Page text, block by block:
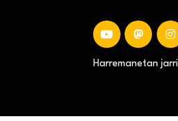
Harremanetan jarri